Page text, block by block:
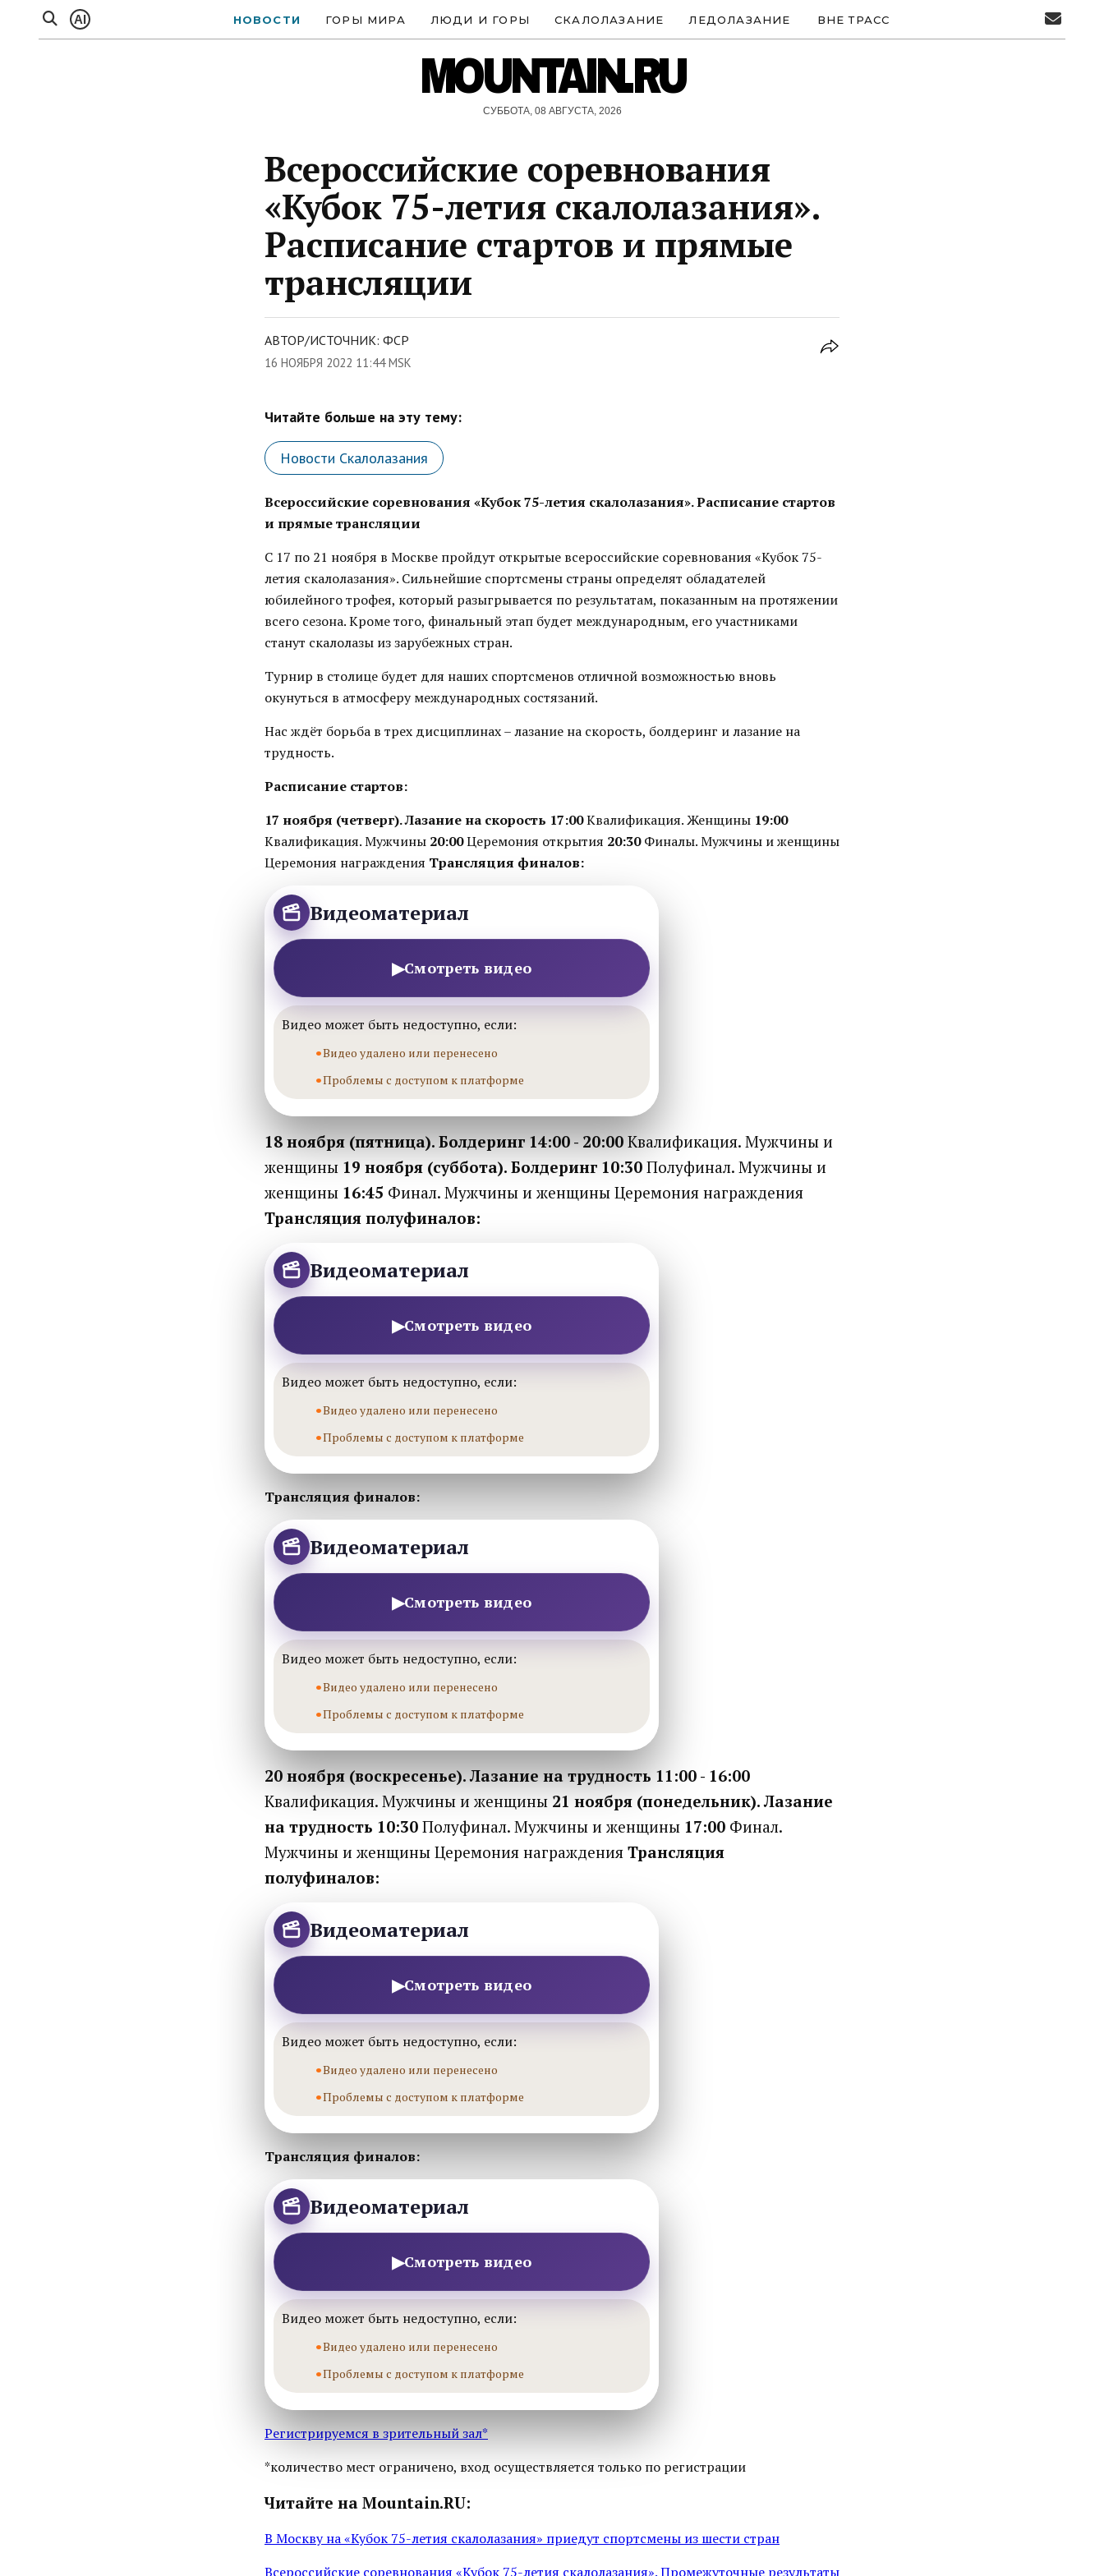
AI НОВОСТИ ГОРЫ МИРА ЛЮДИ И ГОРЫ СКАЛОЛАЗАНИЕ ЛЕДОЛАЗАНИЕ ВНЕ ТРАСС
MOUNTAIN.RU
СУББОТА, 08 АВГУСТА, 2026
Всероссийские соревнования
«Кубок 75-летия скалолазания».
Расписание стартов и прямые
трансляции
АВТОР/ИСТОЧНИК: ФСР
16 НОЯБРЯ 2022 11:44 MSK
Читайте больше на эту тему:
Новости Скалолазания
Всероссийские соревнования «Кубок 75-летия скалолазания». Расписание стартов
и прямые трансляции
С 17 по 21 ноября в Москве пройдут открытые всероссийские соревнования «Кубок 75-
летия скалолазания». Сильнейшие спортсмены страны определят обладателей
юбилейного трофея, который разыгрывается по результатам, показанным на протяжении
всего сезона. Кроме того, финальный этап будет международным, его участниками
станут скалолазы из зарубежных стран.
Турнир в столице будет для наших спортсменов отличной возможностью вновь
окунуться в атмосферу международных состязаний.
Нас ждёт борьба в трех дисциплинах – лазание на скорость, болдеринг и лазание на
трудность.
Расписание стартов:
17 ноября (четверг). Лазание на скорость 17:00Квалификация. Женщины 19:00
Квалификация. Мужчины 20:00Церемония открытия 20:30Финалы. Мужчины и женщины
Церемония награждения Трансляция финалов:
Видеоматериал
▶Смотреть видео
Видео может быть недоступно, если:
Видео удалено или перенесено
Проблемы с доступом к платформе
18 ноября (пятница). Болдеринг 14:00 - 20:00 Квалификация. Мужчины и
женщины 19 ноября (суббота). Болдеринг 10:30 Полуфинал. Мужчины и
женщины 16:45 Финал. Мужчины и женщины Церемония награждения
Трансляция полуфиналов:
Видеоматериал
▶Смотреть видео
Видео может быть недоступно, если:
Видео удалено или перенесено
Проблемы с доступом к платформе
Трансляция финалов:
Видеоматериал
▶Смотреть видео
Видео может быть недоступно, если:
Видео удалено или перенесено
Проблемы с доступом к платформе
20 ноября (воскресенье). Лазание на трудность 11:00 - 16:00
Квалификация. Мужчины и женщины 21 ноября (понедельник). Лазание
на трудность 10:30 Полуфинал. Мужчины и женщины 17:00 Финал.
Мужчины и женщины Церемония награждения Трансляция
полуфиналов:
Видеоматериал
▶Смотреть видео
Видео может быть недоступно, если:
Видео удалено или перенесено
Проблемы с доступом к платформе
Трансляция финалов:
Видеоматериал
▶Смотреть видео
Видео может быть недоступно, если:
Видео удалено или перенесено
Проблемы с доступом к платформе
Регистрируемся в зрительный зал*
*количество мест ограничено, вход осуществляется только по регистрации
Читайте на Mountain.RU:
В Москву на «Кубок 75-летия скалолазания» приедут спортсмены из шести стран
Всероссийские соревнования «Кубок 75-летия скалолазания». Промежуточные результаты